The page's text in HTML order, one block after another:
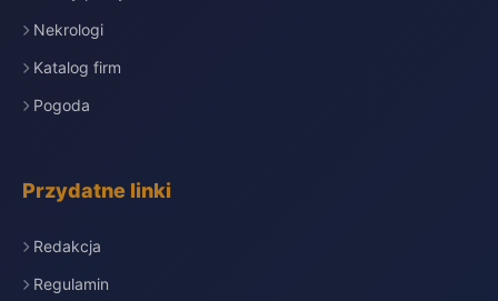
Nekrologi
Katalog firm
Pogoda
Przydatne linki
Redakcja
Regulamin